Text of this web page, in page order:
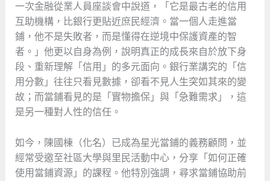
一次金融從業人員座談會中說道，「它是最古老的信用
互助機構，比銀行更貼近庶民經濟。當一個人走進當
鋪，他不是失敗者，而是懂得在逆境中保護資產的智
者。」他更以自身為例，說明真正的成長來自於放下身
段、重新理解「信用」的多元面向。銀行業講究的「信
用分數」往往只看見數據，卻看不見人生突如其來的變
故；而當鋪看見的是「實物擔保」與「急難需求」，這
是另一種對人性的信任。
如今，陳國棟（化名）已成為星光當鋪的義務顧問，並
經常受邀至社區大學與里民活動中心，分享「如何正確
使用當鋪資源」的課程。他特別強調，尋求當鋪協助前